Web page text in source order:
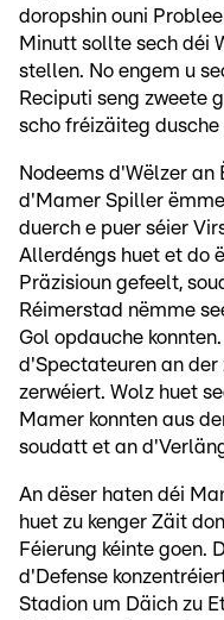
doropshin ouni
Minutt sollte sech déi
stellen. No engem u
Reciputi seng zweete
scho fréizäiteg dusche
Nodeems d'Wëlzer an
d'Mamer Spiller
duerch e puer séier
Allerdéngs huet et do
Präzisioun gefeelt,
Réimerstad nëmme
Gol opdauche
d'Spectateuren an
zerwéiert. Wolz huet
Mamer konnten aus
soudatt et an
An dëser haten déi
huet zu kenger Zäit
Féierung kéinte goen.
d'Defense
Stadion um Däich zu